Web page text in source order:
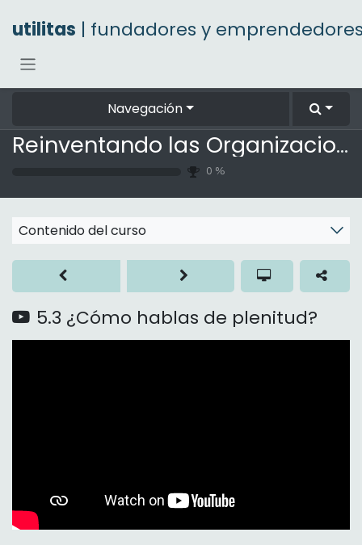
utilitas | fundadores y
Navegación
Reinventando las Organizaciones
0 %
Contenido del curso
5.3 ¿Cómo hablas de plenitud?